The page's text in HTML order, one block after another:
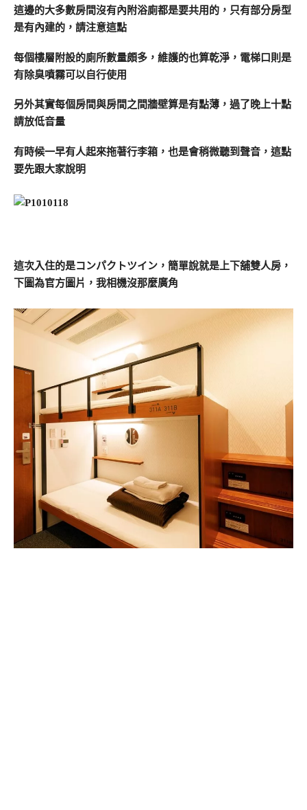
這邊的大多數房間沒有內附浴廁都是要共用的，只有部分房型
是有內建的，請注意這點
每個樓層附設的廁所數量頗多，維護的也算乾淨，電梯口則是
有除臭噴霧可以自行使用
另外其實每個房間與房間之間牆壁算是有點薄，過了晚上十點
請放低音量
有時候一早有人起來拖著行李箱，也是會稍微聽到聲音，這點
要先跟大家說明
這次入住的是コンパクトツイン，簡單說就是上下舖雙人房，
下圖為官方圖片，我相機沒那麼廣角